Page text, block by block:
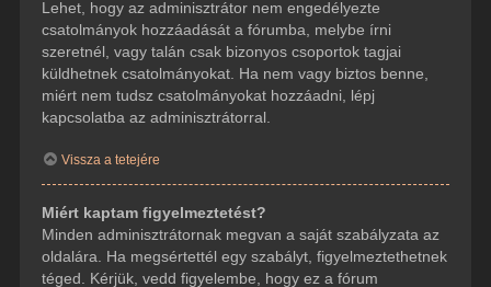
Lehet, hogy az adminisztrátor nem engedélyezte
csatolmányok hozzáadását a fórumba, melybe írni
szeretnél, vagy talán csak bizonyos csoportok tagjai
küldhetnek csatolmányokat. Ha nem vagy biztos benne,
miért nem tudsz csatolmányokat hozzáadni, lépj
kapcsolatba az adminisztrátorral.
Vissza a tetejére
Miért kaptam figyelmeztetést?
Minden adminisztrátornak megvan a saját szabályzata az
oldalára. Ha megsértettél egy szabályt, figyelmeztethetnek
téged. Kérjük, vedd figyelembe, hogy ez a fórum